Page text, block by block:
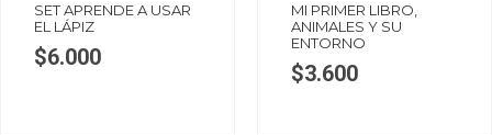
SET APRENDE A USAR
EL LÁPIZ
$6.000
MI PRIMER LIBRO,
ANIMALES Y SU
ENTORNO
$3.600